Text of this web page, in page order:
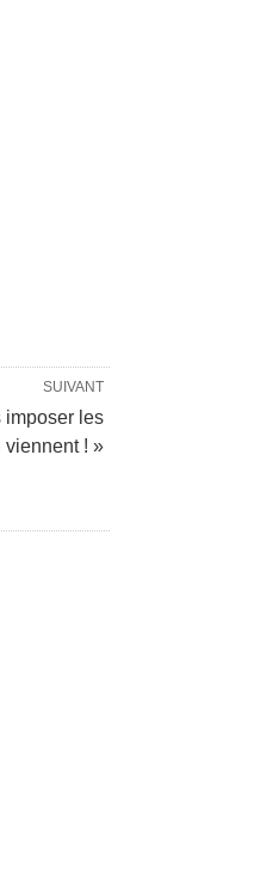
SUIVANT
imposer les
viennent ! »